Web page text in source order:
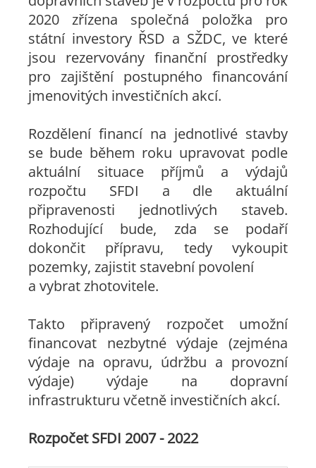
2020 zřízena společná položka pro
státní investory ŘSD a SŽDC, ve které
jsou rezervovány finanční prostředky
pro zajištění postupného financování
jmenovitých investičních akcí.
Rozdělení financí na jednotlivé stavby
se bude během roku upravovat podle
aktuální situace příjmů a výdajů
rozpočtu SFDI a dle aktuální
připravenosti jednotlivých staveb.
Rozhodující bude, zda se podaří
dokončit přípravu, tedy vykoupit
pozemky, zajistit stavební povolení
a vybrat zhotovitele.
Takto připravený rozpočet umožní
financovat nezbytné výdaje (zejména
výdaje na opravu, údržbu a provozní
výdaje) výdaje na dopravní
infrastrukturu včetně investičních akcí.
Rozpočet SFDI 2007 - 2022